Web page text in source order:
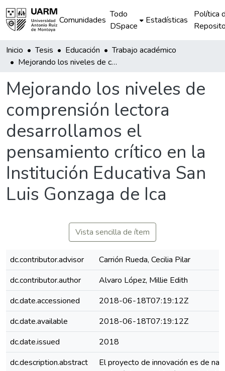
Comunidades
Todo
DSpace
Estadísticas
Política
Inicio Tesis Educación
Trabajo académico
Mejorando los niveles de comprensión lectora desarrollamos el pensamiento crítico en la Institución Educativa San Luis Gonzaga de Ica
Mejorando los niveles de
comprensión lectora
desarrollamos el
pensamiento crítico en la
Institución Educativa San
Luis Gonzaga de Ica
Vista sencilla de ítem
dc.contributor.advisor
Carrión Rueda, Cecilia Pilar
dc.contributor.author
Alvaro López, Millie Edith
dc.date.accessioned
2018-06-18T07:19:12Z
dc.date.available
2018-06-18T07:19:12Z
dc.date.issued
2018
dc.description.abstract
El proyecto de innovación es de